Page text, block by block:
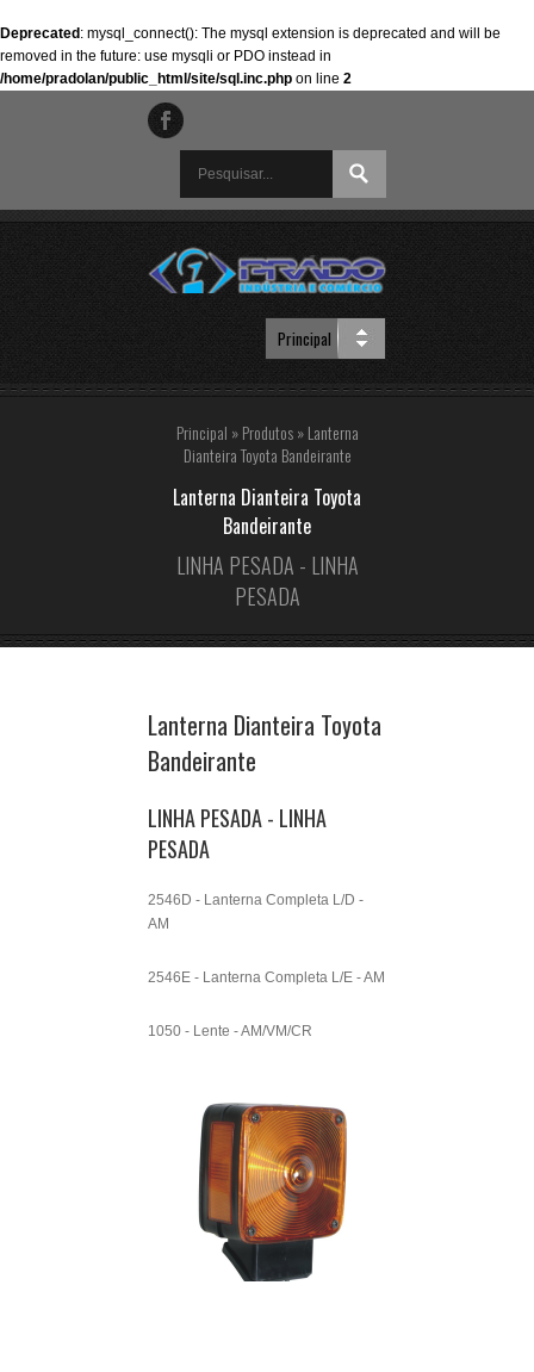
Deprecated : mysql_connect(): The mysql extension is deprecated and will be
removed in the future: use mysqli or PDO instead in
/home/pradolan/public_html/site/sql.inc.php on line 2
Principal » Produtos »Lanterna
Dianteira Toyota Bandeirante
Lanterna Dianteira Toyota
Bandeirante
LINHA PESADA - LINHA
PESADA
Lanterna Dianteira Toyota
Bandeirante
LINHA PESADA - LINHA
PESADA
2546D - Lanterna Completa L/D -
AM
2546E - Lanterna Completa L/E - AM
1050 - Lente - AM/VM/CR